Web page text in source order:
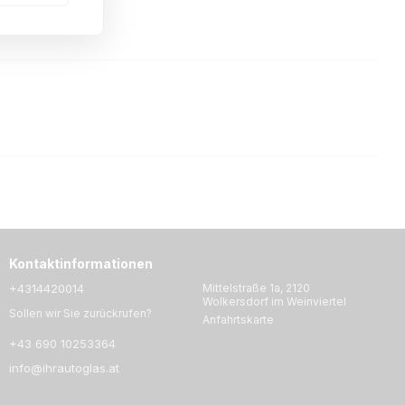
Kontaktinformationen
+4314420014
Sollen wir Sie zurückrufen?
+43 690 10253364
info@ihrautoglas.at
Mittelstraße 1a, 2120
Wolkersdorf im Weinviertel
Anfahrtskarte